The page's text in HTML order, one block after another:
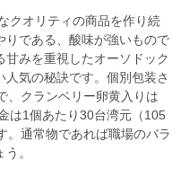
クオリティの商品を作り続
りである、酸味が強いもので
みを重視したオーソドック
気の秘訣です。個別包装さ
、クランベリー卵黄入りは
は1個あたり30台湾元（105
。通常物であれば職場のバラ
。